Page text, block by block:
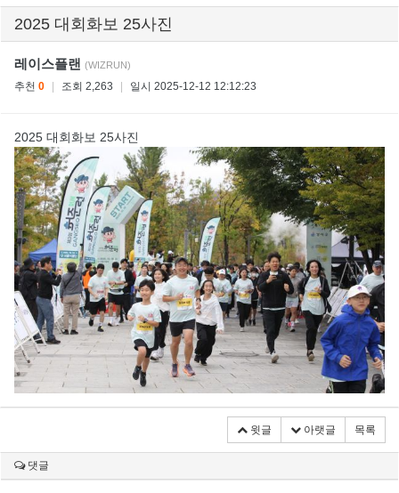
2025 대회화보 25사진
레이스플랜 (WIZRUN)
추천 0 | 조회 2,263 | 일시 2025-12-12 12:12:23
2025 대회화보 25사진
윗글 아랫글 목록
댓글